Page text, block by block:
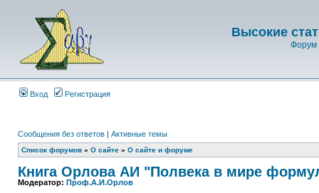
Высокие
Форум
Вход Регистрация
Сообщения без ответов | Активные темы
Список форумов » О сайте » О сайте и форуме
Книга Орлова АИ "Полвека в мире
Модератор: Проф.А.И.Орлов